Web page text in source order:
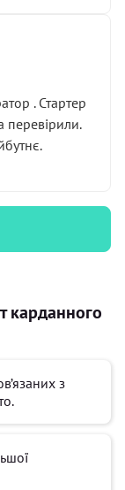
. Стартер
перевірили.
карданного
з